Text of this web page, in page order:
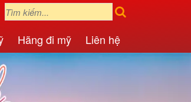
Hãng đi mỹ Liên hệ